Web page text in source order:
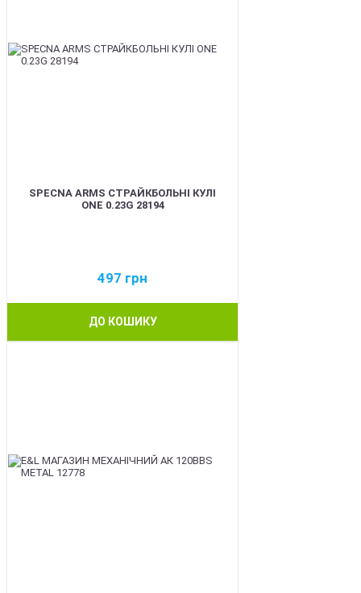
SPECNA ARMS СТРАЙКБОЛЬНІ КУЛІ
ONE 0.23G 28194
497 грн
ДО КОШИКУ